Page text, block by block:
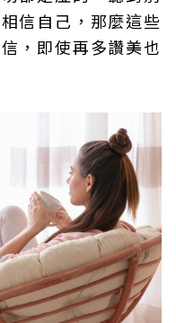
信自己，那麼這些
，即使再多讚美也